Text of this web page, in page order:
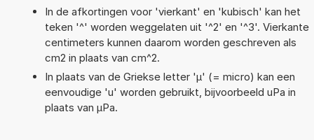
In de afkortingen voor 'vierkant' en 'kubisch' kan het
teken '^' worden weggelaten uit '^2' en '^3'. Vierkante
centimeters kunnen daarom worden geschreven als
cm2 in plaats van cm^2.
In plaats van de Griekse letter 'µ' (= micro) kan een
eenvoudige 'u' worden gebruikt, bijvoorbeeld uPa in
plaats van µPa.